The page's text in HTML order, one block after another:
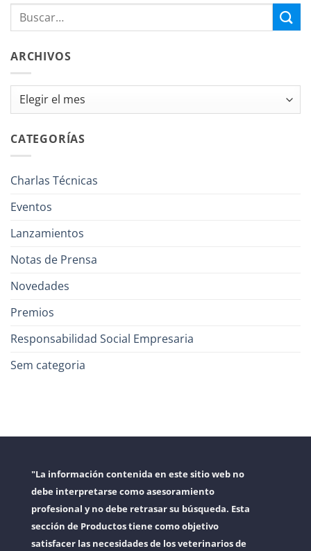
ARCHIVOS
Archivos
CATEGORÍAS
Charlas Técnicas
Eventos
Lanzamientos
Notas de Prensa
Novedades
Premios
Responsabilidad Social Empresaria
Sem categoria
"La información contenida en este sitio web no
debe interpretarse como asesoramiento
profesional y no debe retrasar su búsqueda. Esta
sección de Productos tiene como objetivo
satisfacer las necesidades de los veterinarios de